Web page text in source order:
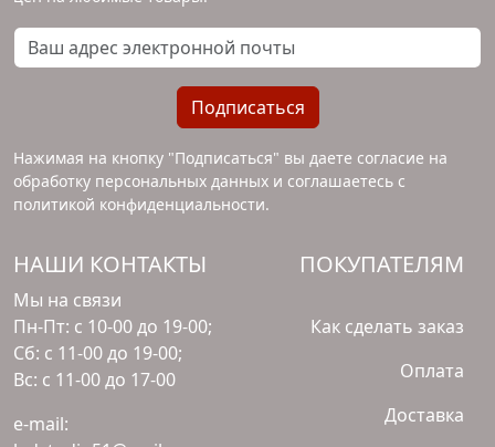
Ваш адрес электронной почты
Подписаться
Нажимая на кнопку "Подписаться" вы даете согласие на
обработку персональных данных и соглашаетесь с
политикой конфиденциальности.
НАШИ КОНТАКТЫ
Мы на связи
Пн-Пт: с 10-00 до 19-00;
Сб: с 11-00 до 19-00;
Вс: с 11-00 до 17-00
e-mail:
ПОКУПАТЕЛЯМ
Как сделать заказ
Оплата
Доставка